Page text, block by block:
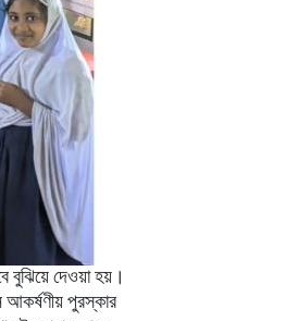
বুঝিয়ে দেওয়া হয়।
আকর্ষণীয় পুরস্কার